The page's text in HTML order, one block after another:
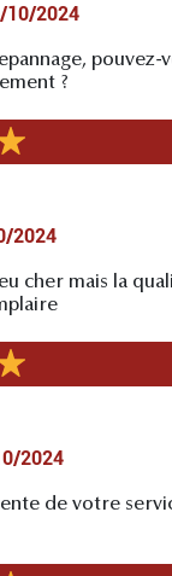
10/2024
pouvez-
?
2024
cher mais la
2024
de votre